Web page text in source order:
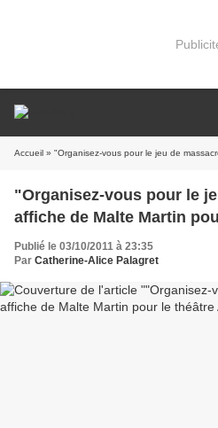
Accueil » "Organisez-vous pour le jeu de massacre",
"Organisez-vous pour le
affiche de Malte Martin
Publié le 03/10/2011 à 23:35
Par Catherine-Alice Palagret